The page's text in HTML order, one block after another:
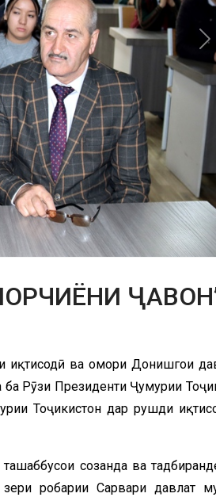
иқтисодӣ ва омори Донишгоҳи
Рӯзи Президенти Ҷумҳурии
Тоҷикистон дар рушди
созанда ва
роҳбарии Сарвари давлат